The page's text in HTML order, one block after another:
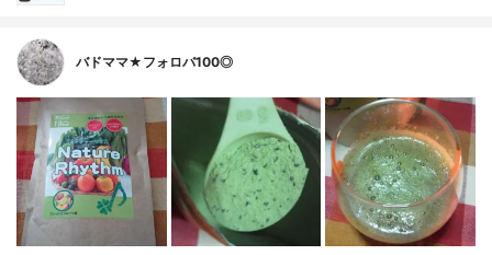
バドママ★フォロバ100◎